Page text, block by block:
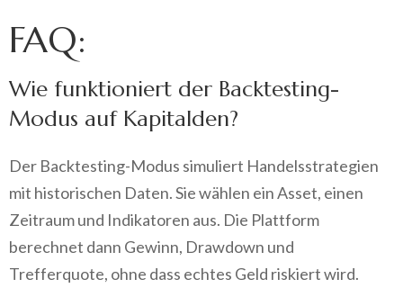
FAQ:
Wie funktioniert der Backtesting-
Modus auf Kapitalden?
Der Backtesting-Modus simuliert Handelsstrategien
mit historischen Daten. Sie wählen ein Asset, einen
Zeitraum und Indikatoren aus. Die Plattform
berechnet dann Gewinn, Drawdown und
Trefferquote, ohne dass echtes Geld riskiert wird.